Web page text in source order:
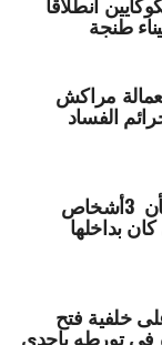
طنجة
مراكش
الفساد
بني ملال ..بحث قضائي بشأن 3أشخاص
بداخلها
خلفية فتح
في تورطه بإحدى